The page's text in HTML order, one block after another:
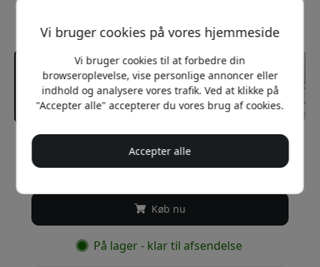
Anbefalet pris
69 DKK
Køb nu
På lager - klar til afsendelse
Vi bruger cookies på vores hjemmeside
Vi bruger cookies til at forbedre din
browseroplevelse, vise personlige annoncer eller
indhold og analysere vores trafik. Ved at klikke på
"Accepter alle" accepterer du vores brug af cookies.
Accepter alle